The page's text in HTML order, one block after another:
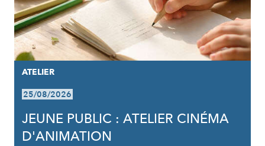
ATELIER
25/08/2026
JEUNE PUBLIC : ATELIER CINÉMA
D'ANIMATION